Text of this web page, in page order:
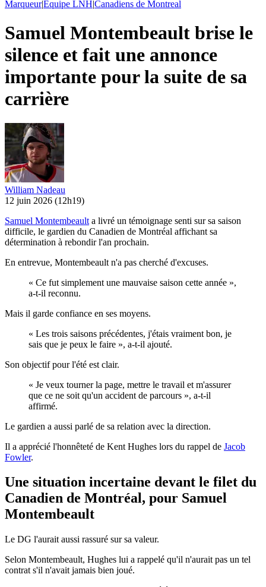
Marqueur|Equipe LNH|Canadiens de Montreal
Samuel Montembeault brise le
silence et fait une annonce
importante pour la suite de sa
carrière
William Nadeau
12 juin 2026 (12h19)
Samuel Montembeault a livré un témoignage senti sur sa saison
difficile, le gardien du Canadien de Montréal affichant sa
détermination à rebondir l'an prochain.
En entrevue, Montembeault n'a pas cherché d'excuses.
« Ce fut simplement une mauvaise saison cette année »,
a-t-il reconnu.
Mais il garde confiance en ses moyens.
« Les trois saisons précédentes, j'étais vraiment bon, je
sais que je peux le faire », a-t-il ajouté.
Son objectif pour l'été est clair.
« Je veux tourner la page, mettre le travail et m'assurer
que ce ne soit qu'un accident de parcours », a-t-il
affirmé.
Le gardien a aussi parlé de sa relation avec la direction.
Il a apprécié l'honnêteté de Kent Hughes lors du rappel de Jacob
Fowler.
Une situation incertaine devant le filet du
Canadien de Montréal, pour Samuel
Montembeault
Le DG l'aurait aussi rassuré sur sa valeur.
Selon Montembeault, Hughes lui a rappelé qu'il n'aurait pas un tel
contrat s'il n'avait jamais bien joué.